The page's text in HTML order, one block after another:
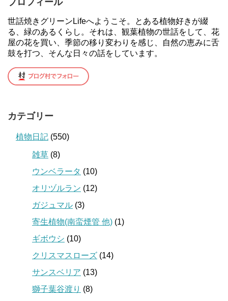
プロフィール
世話焼きグリーンLifeへようこそ。とある植物好きが綴
る、緑のあるくらし。それは、観葉植物の世話をして、花
屋の花を買い、季節の移り変わりを感じ、自然の恵みに舌
鼓を打つ、そんな日々の話をしています。
カテゴリー
植物日記 (550)
雑草 (8)
ウンベラータ (10)
オリヅルラン (12)
ガジュマル (3)
寄生植物(南蛮煙管 他) (1)
ギボウシ (10)
クリスマスローズ (14)
サンスベリア (13)
獅子葉谷渡り (8)